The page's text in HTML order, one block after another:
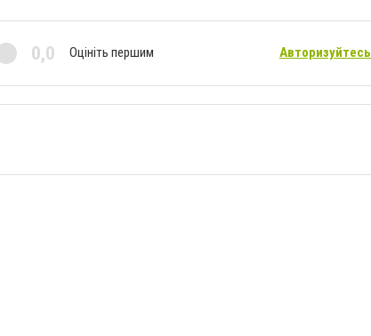
0,0 Оцініть першим Авторизуйтесь